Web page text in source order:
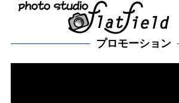
プロモーション